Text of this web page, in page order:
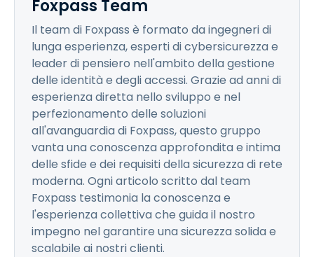
Foxpass Team
Il team di Foxpass è formato da ingegneri di
lunga esperienza, esperti di cybersicurezza e
leader di pensiero nell'ambito della gestione
delle identità e degli accessi. Grazie ad anni di
esperienza diretta nello sviluppo e nel
perfezionamento delle soluzioni
all'avanguardia di Foxpass, questo gruppo
vanta una conoscenza approfondita e intima
delle sfide e dei requisiti della sicurezza di rete
moderna. Ogni articolo scritto dal team
Foxpass testimonia la conoscenza e
l'esperienza collettiva che guida il nostro
impegno nel garantire una sicurezza solida e
scalabile ai nostri clienti.